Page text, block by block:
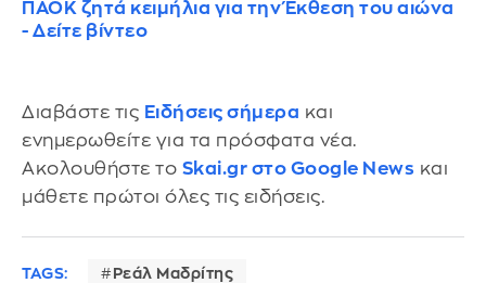
ΠΑΟΚ ζητά κειμήλια για την Έκθεση του αιώνα
- Δείτε βίντεο
Διαβάστε τις Ειδήσεις σήμερα και
ενημερωθείτε για τα πρόσφατα νέα.
Ακολουθήστε το Skai.gr στο Google News και
μάθετε πρώτοι όλες τις ειδήσεις.
TAGS: Ρεάλ Μαδρίτης